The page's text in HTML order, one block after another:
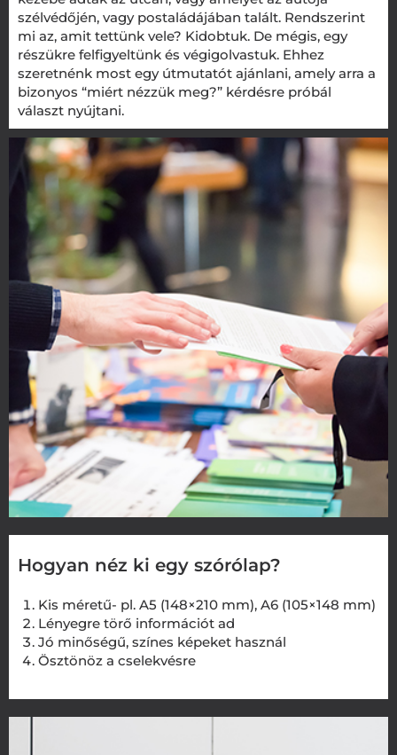
szélvédőjén, vagy postaládájában talált. Rendszerint
mi az, amit tettünk vele? Kidobtuk. De mégis, egy
részükre felfigyeltünk és végigolvastuk. Ehhez
szeretnénk most egy útmutatót ajánlani, amely arra a
bizonyos “miért nézzük meg?” kérdésre próbál
választ nyújtani.
Hogyan néz ki egy szórólap?
Kis méretű- pl. A5 (148×210 mm), A6 (105×148 mm)
Lényegre törő információt ad
Jó minőségű, színes képeket használ
Ösztönöz a cselekvésre